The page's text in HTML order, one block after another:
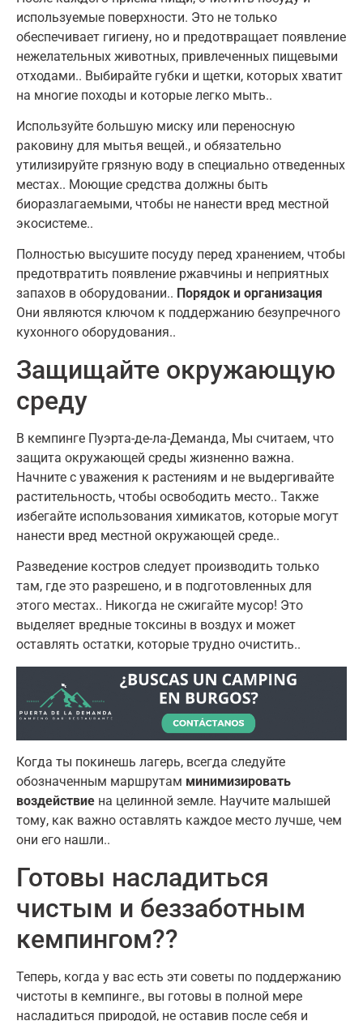
используемые поверхности. Это не только
обеспечивает гигиену, но и предотвращает появление
нежелательных животных, привлеченных пищевыми
отходами.. Выбирайте губки и щетки, которых хватит
на многие походы и которые легко мыть..
Используйте большую миску или переносную
раковину для мытья вещей., и обязательно
утилизируйте грязную воду в специально отведенных
местах.. Моющие средства должны быть
биоразлагаемыми, чтобы не нанести вред местной
экосистеме..
Полностью высушите посуду перед хранением, чтобы
предотвратить появление ржавчины и неприятных
запахов в оборудовании.. Порядок и организация
Они являются ключом к поддержанию безупречного
кухонного оборудования..
Защищайте окружающую
среду
В кемпинге Пуэрта-де-ла-Деманда, Мы считаем, что
защита окружающей среды жизненно важна.
Начните с уважения к растениям и не выдергивайте
растительность, чтобы освободить место.. Также
избегайте использования химикатов, которые могут
нанести вред местной окружающей среде..
Разведение костров следует производить только
там, где это разрешено, и в подготовленных для
этого местах.. Никогда не сжигайте мусор! Это
выделяет вредные токсины в воздух и может
оставлять остатки, которые трудно очистить..
Когда ты покинешь лагерь, всегда следуйте
обозначенным маршрутам минимизировать
воздействие на целинной земле. Научите малышей
тому, как важно оставлять каждое место лучше, чем
они его нашли..
Готовы насладиться
чистым и беззаботным
кемпингом??
Теперь, когда у вас есть эти советы по поддержанию
чистоты в кемпинге., вы готовы в полной мере
насладиться природой, не оставив после себя и